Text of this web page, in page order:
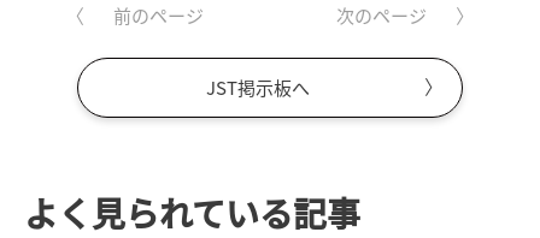
前のページ
JST掲示板へ
次のページ
よく見られている記事